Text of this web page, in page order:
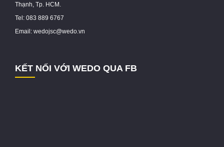
Thạnh, Tp. HCM.
Tel: 083 889 6767
Email: wedojsc@wedo.vn
KẾT NỐI VỚI WEDO QUA FB